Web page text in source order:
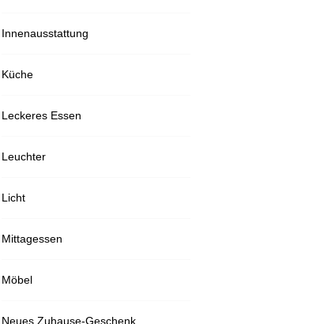
Innenausstattung
Küche
Leckeres Essen
Leuchter
Licht
Mittagessen
Möbel
Neues Zuhause-Geschenk